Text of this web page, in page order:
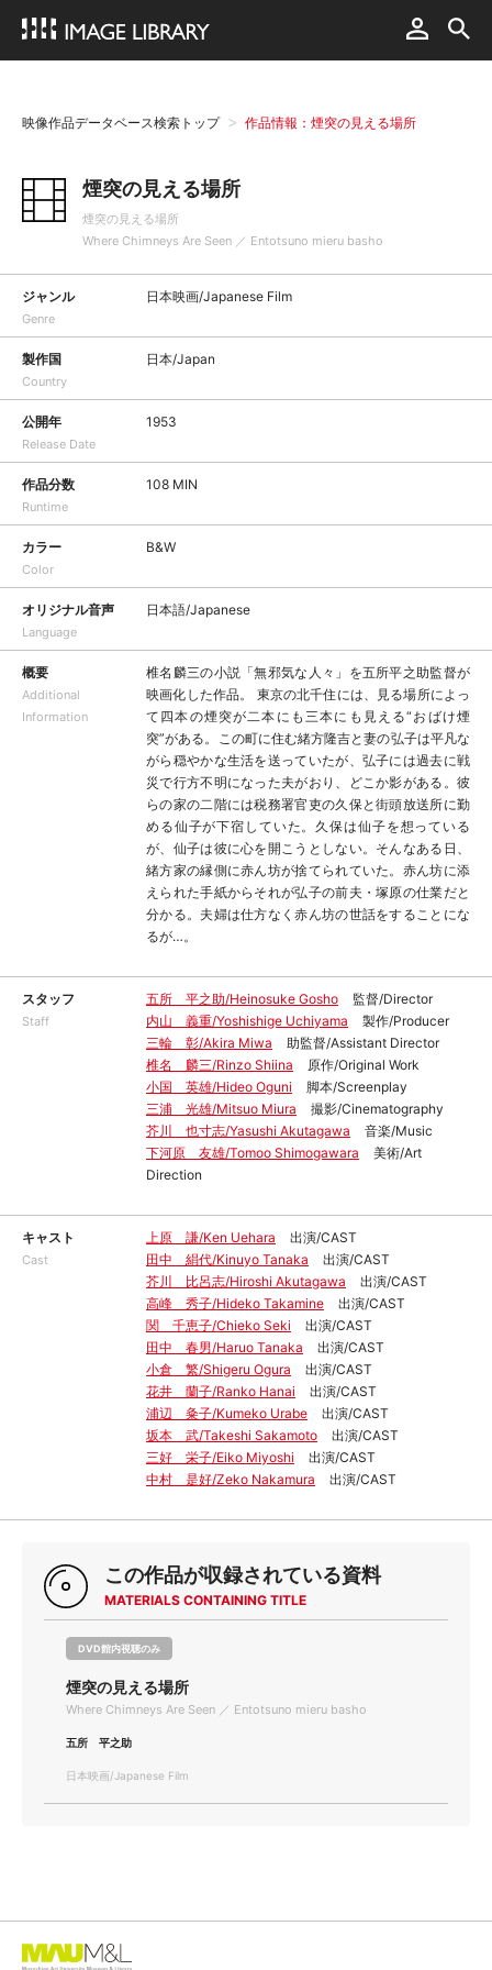
映像作品データベース検索トップ 作品情報：煙突の見える場所
煙突の見える場所
煙突の見える場所
Where Chimneys Are Seen ／ Entotsuno mieru basho
ジャンル
Genre
日本映画/Japanese Film
製作国
Country
日本/Japan
公開年
Release Date
1953
作品分数
Runtime
108 MIN
カラー
Color
B&W
オリジナル音声
Language
日本語/Japanese
概要
Additional
Information
椎名麟三の小説「無邪気な人々」を五所平之助監督が
映画化した作品。 東京の北千住には、見る場所によっ
て四本の煙突が二本にも三本にも見える“おばけ煙
突”がある。この町に住む緒方隆吉と妻の弘子は平凡な
がら穏やかな生活を送っていたが、弘子には過去に戦
災で行方不明になった夫がおり、どこか影がある。彼
らの家の二階には税務署官吏の久保と街頭放送所に勤
める仙子が下宿していた。久保は仙子を想っている
が、仙子は彼に心を開こうとしない。そんなある日、
緒方家の縁側に赤ん坊が捨てられていた。赤ん坊に添
えられた手紙からそれが弘子の前夫・塚原の仕業だと
分かる。夫婦は仕方なく赤ん坊の世話をすることにな
るが…。
スタッフ
Staff
五所 平之助/Heinosuke Gosho
監督/Director
内山 義重/Yoshishige Uchiyama
製作/Producer
三輪 彰/Akira Miwa
助監督/Assistant Director
椎名 麟三/Rinzo Shiina
原作/Original Work
小国 英雄/Hideo Oguni
脚本/Screenplay
三浦 光雄/Mitsuo Miura
撮影/Cinematography
芥川 也寸志/Yasushi Akutagawa
音楽/Music
下河原 友雄/Tomoo Shimogawara
美術/Art
Direction
キャスト
Cast
上原 謙/Ken Uehara
出演/CAST
田中 絹代/Kinuyo Tanaka
出演/CAST
芥川 比呂志/Hiroshi Akutagawa
出演/CAST
高峰 秀子/Hideko Takamine
出演/CAST
関 千恵子/Chieko Seki
出演/CAST
田中 春男/Haruo Tanaka
出演/CAST
小倉 繁/Shigeru Ogura
出演/CAST
花井 蘭子/Ranko Hanai
出演/CAST
浦辺 粂子/Kumeko Urabe
出演/CAST
坂本 武/Takeshi Sakamoto
出演/CAST
三好 栄子/Eiko Miyoshi
出演/CAST
中村 是好/Zeko Nakamura
出演/CAST
この作品が収録されている資料
MATERIALS CONTAINING TITLE
DVD館内視聴のみ
煙突の見える場所
Where Chimneys Are Seen ／ Entotsuno mieru basho
五所 平之助
日本映画/Japanese Film